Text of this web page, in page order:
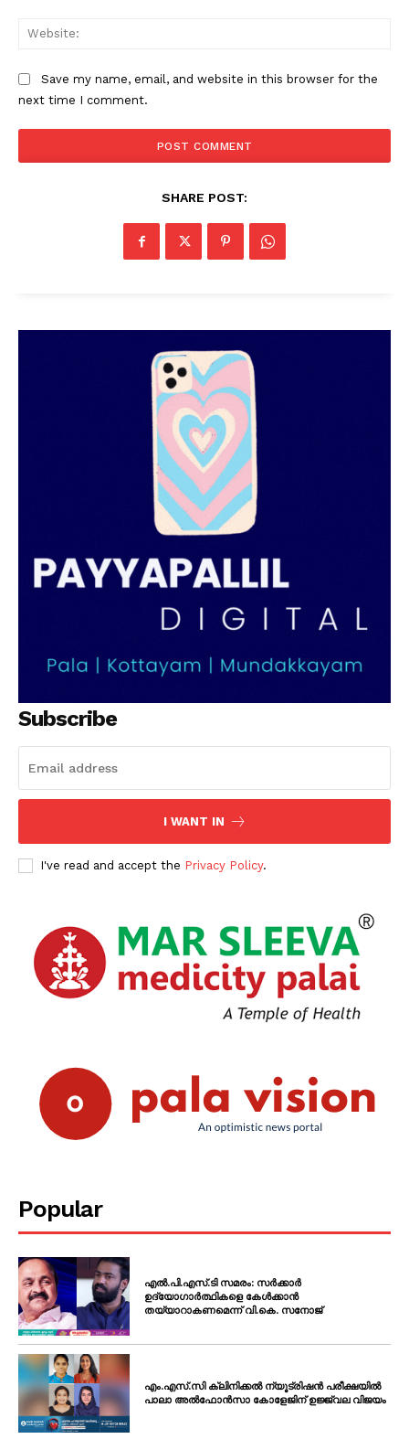
PALA VISION
Save my name, email, and website in this browser for the
next time I comment.
SHARE POST:
Subscribe
I WANT IN
I've read and accept the Privacy Policy.
Popular
എൽ.പി.എസ്.ടി സമരം: സർക്കാർ
ഉദ്യോഗാർത്ഥികളെ കേൾക്കാൻ
തയ്യാറാകണമെന്ന് വി.കെ. സനോജ്
എം.എസ്.സി ക്ലിനിക്കൽ ന്യൂട്രിഷൻ പരീക്ഷയിൽ
പാലാ അൽഫോൻസാ കോളേജിന് ഉജ്ജ്വല വിജയം